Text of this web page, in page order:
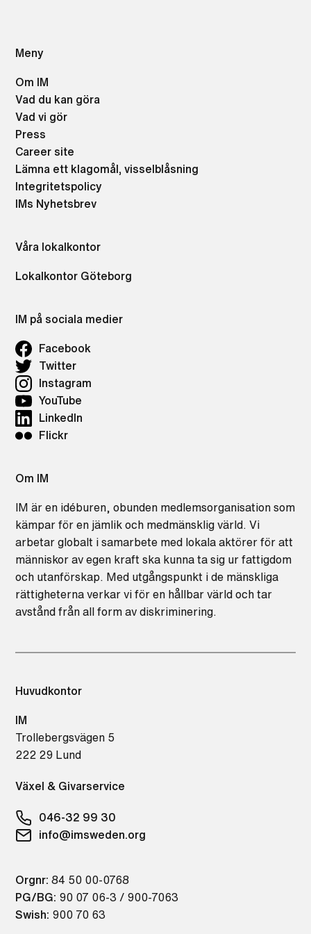
Meny
Om IM
Vad du kan göra
Vad vi gör
Press
Career site
Lämna ett klagomål, visselblåsning
Integritetspolicy
IMs Nyhetsbrev
Våra lokalkontor
Lokalkontor Göteborg
IM på sociala medier
Facebook
Twitter
Instagram
YouTube
LinkedIn
Flickr
Om IM
IM är en idéburen, obunden medlemsorganisation som
kämpar för en jämlik och medmänsklig värld. Vi
arbetar globalt i samarbete med lokala aktörer för att
människor av egen kraft ska kunna ta sig ur fattigdom
och utanförskap. Med utgångspunkt i de mänskliga
rättigheterna verkar vi för en hållbar värld och tar
avstånd från all form av diskriminering.
Huvudkontor
IM
Trollebergsvägen 5
222 29 Lund
Växel & Givarservice
046-32 99 30
info@imsweden.org
Orgnr: 84 50 00-0768
PG/BG: 90 07 06-3 / 900-7063
Swish: 900 70 63